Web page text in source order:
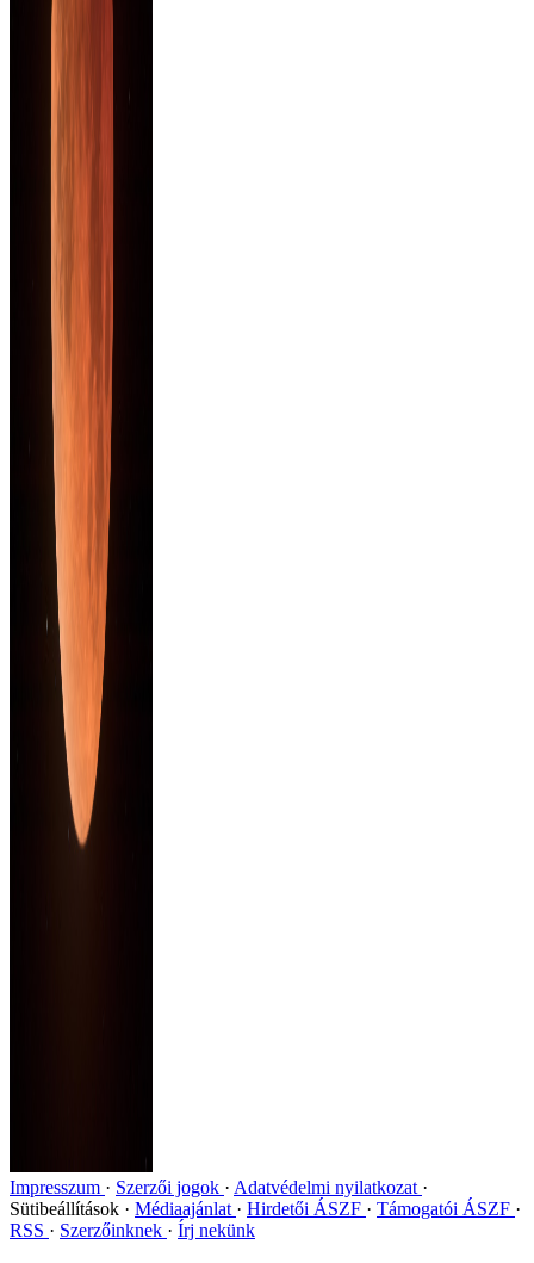
Impresszum Szerzői jogok
Adatvédelmi nyilatkozat
Sütibeállítások
Médiaajánlat Hirdetői ÁSZF
Támogatói ÁSZF
RSS
Szerzőinknek Írj nekünk